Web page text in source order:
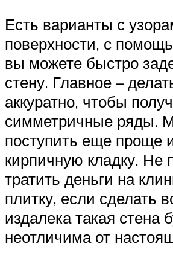
Есть варианты с
поверхности, с
вы можете быстро
стену. Главное –
аккуратно, чтобы
симметричные ряды.
поступить еще проще
кирпичную кладку. Не
тратить деньги на
плитку, если сделать
издалека такая стена
неотличима от